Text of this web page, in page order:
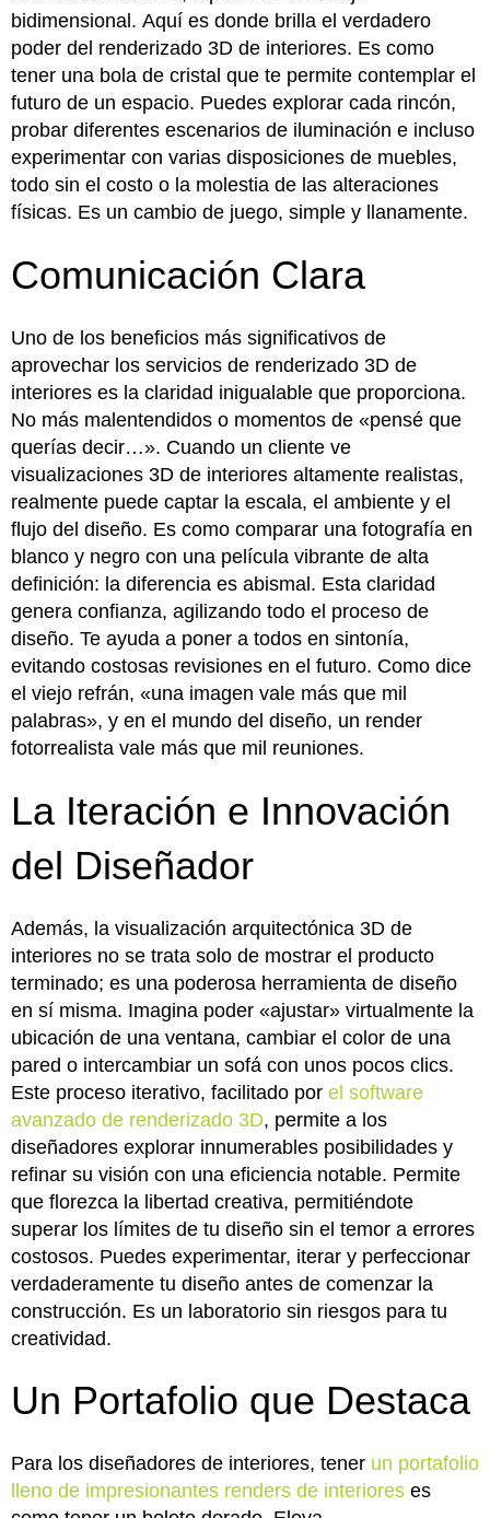
bidimensional. Aquí es donde brilla el verdadero
poder del renderizado 3D de interiores. Es como
tener una bola de cristal que te permite contemplar el
futuro de un espacio. Puedes explorar cada rincón,
probar diferentes escenarios de iluminación e incluso
experimentar con varias disposiciones de muebles,
todo sin el costo o la molestia de las alteraciones
físicas. Es un cambio de juego, simple y llanamente.
Comunicación Clara
Uno de los beneficios más significativos de
aprovechar los servicios de renderizado 3D de
interiores es la claridad inigualable que proporciona.
No más malentendidos o momentos de «pensé que
querías decir…». Cuando un cliente ve
visualizaciones 3D de interiores altamente realistas,
realmente puede captar la escala, el ambiente y el
flujo del diseño. Es como comparar una fotografía en
blanco y negro con una película vibrante de alta
definición: la diferencia es abismal. Esta claridad
genera confianza, agilizando todo el proceso de
diseño. Te ayuda a poner a todos en sintonía,
evitando costosas revisiones en el futuro. Como dice
el viejo refrán, «una imagen vale más que mil
palabras», y en el mundo del diseño, un render
fotorrealista vale más que mil reuniones.
La Iteración e Innovación
del Diseñador
Además, la visualización arquitectónica 3D de
interiores no se trata solo de mostrar el producto
terminado; es una poderosa herramienta de diseño
en sí misma. Imagina poder «ajustar» virtualmente la
ubicación de una ventana, cambiar el color de una
pared o intercambiar un sofá con unos pocos clics.
Este proceso iterativo, facilitado por el software
avanzado de renderizado 3D, permite a los
diseñadores explorar innumerables posibilidades y
refinar su visión con una eficiencia notable. Permite
que florezca la libertad creativa, permitiéndote
superar los límites de tu diseño sin el temor a errores
costosos. Puedes experimentar, iterar y perfeccionar
verdaderamente tu diseño antes de comenzar la
construcción. Es un laboratorio sin riesgos para tu
creatividad.
Un Portafolio que Destaca
Para los diseñadores de interiores, tener un portafolio
lleno de impresionantes renders de interiores es